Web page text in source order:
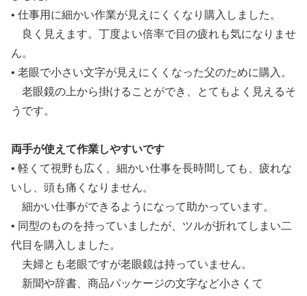
• 仕事用に細かい作業が見えにくくなり購入しました。
良く見えます。丁度よい倍率で目の疲れも気になりませ
ん。
• 老眼で小さい文字が見えにくくなった父のために購入。
老眼鏡の上から掛けることができ、とてもよく見えるそ
うです。
両手が使えて作業しやすいです
• 軽くて視野も広く、細かい仕事を長時間しても、疲れな
いし、頭も痛くなりません。
細かい仕事ができるようになって助かっています。
• 同型のものを持っていましたが、ツルが折れてしまい二
代目を購入しました。
夫婦とも老眼ですが老眼鏡は持っていません。
新聞や辞書、商品パッケージの文字など小さくて